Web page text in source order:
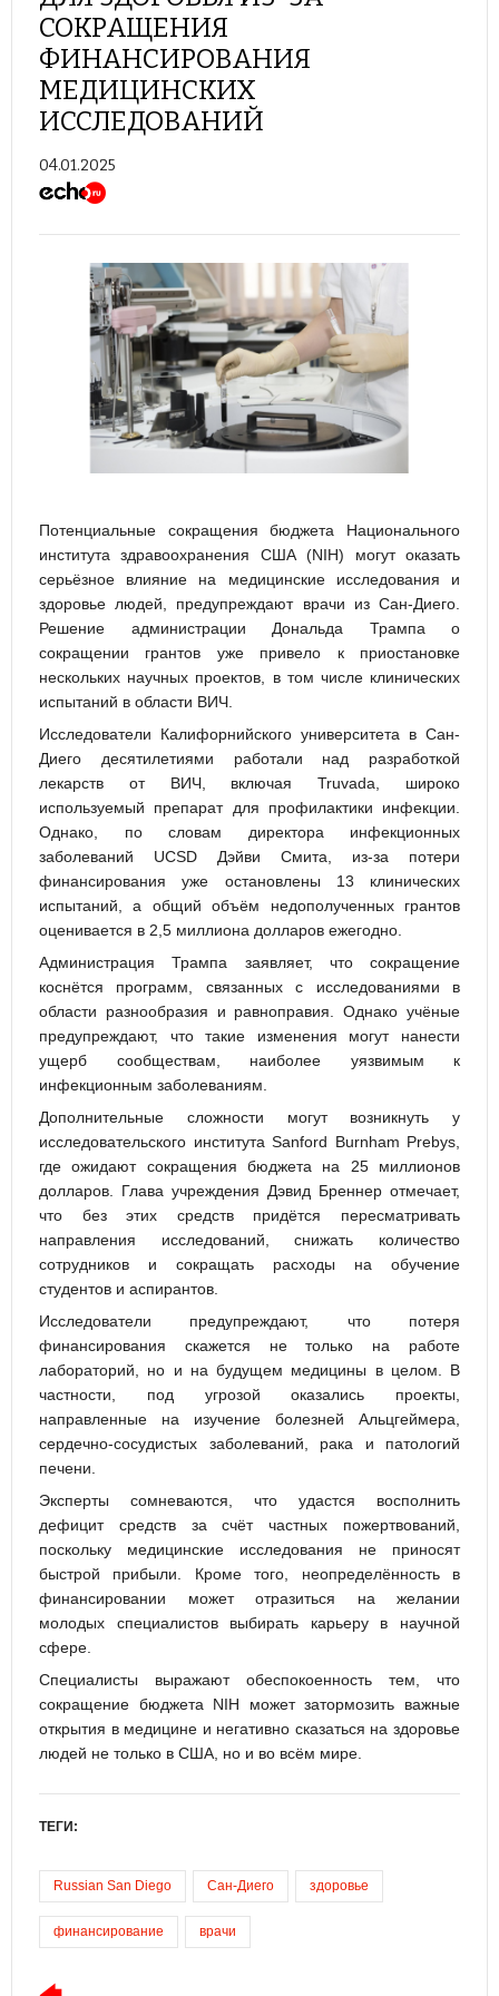
СОКРАЩЕНИЯ
ФИНАНСИРОВАНИЯ
МЕДИЦИНСКИХ
ИССЛЕДОВАНИЙ
04.01.2025
Потенциальные сокращения бюджета Национального
института здравоохранения США (NIH) могут оказать
серьёзное влияние на медицинские исследования и
здоровье людей, предупреждают врачи из Сан-Диего.
Решение администрации Дональда Трампа о
сокращении грантов уже привело к приостановке
нескольких научных проектов, в том числе клинических
испытаний в области ВИЧ.
Исследователи Калифорнийского университета в Сан-
Диего десятилетиями работали над разработкой
лекарств от ВИЧ, включая Truvada, широко
используемый препарат для профилактики инфекции.
Однако, по словам директора инфекционных
заболеваний UCSD Дэйви Смита, из-за потери
финансирования уже остановлены 13 клинических
испытаний, а общий объём недополученных грантов
оценивается в 2,5 миллиона долларов ежегодно.
Администрация Трампа заявляет, что сокращение
коснётся программ, связанных с исследованиями в
области разнообразия и равноправия. Однако учёные
предупреждают, что такие изменения могут нанести
ущерб сообществам, наиболее уязвимым к
инфекционным заболеваниям.
Дополнительные сложности могут возникнуть у
исследовательского института Sanford Burnham Prebys,
где ожидают сокращения бюджета на 25 миллионов
долларов. Глава учреждения Дэвид Бреннер отмечает,
что без этих средств придётся пересматривать
направления исследований, снижать количество
сотрудников и сокращать расходы на обучение
студентов и аспирантов.
Исследователи предупреждают, что потеря
финансирования скажется не только на работе
лабораторий, но и на будущем медицины в целом. В
частности, под угрозой оказались проекты,
направленные на изучение болезней Альцгеймера,
сердечно-сосудистых заболеваний, рака и патологий
печени.
Эксперты сомневаются, что удастся восполнить
дефицит средств за счёт частных пожертвований,
поскольку медицинские исследования не приносят
быстрой прибыли. Кроме того, неопределённость в
финансировании может отразиться на желании
молодых специалистов выбирать карьеру в научной
сфере.
Специалисты выражают обеспокоенность тем, что
сокращение бюджета NIH может затормозить важные
открытия в медицине и негативно сказаться на здоровье
людей не только в США, но и во всём мире.
ТЕГИ:
Russian San Diego Сан-Диего здоровье
финансирование врачи